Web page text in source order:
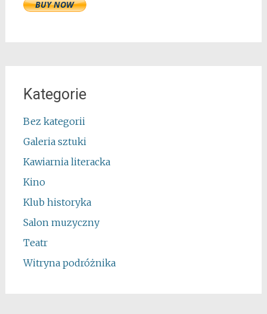
Kategorie
Bez kategorii
Galeria sztuki
Kawiarnia literacka
Kino
Klub historyka
Salon muzyczny
Teatr
Witryna podróżnika